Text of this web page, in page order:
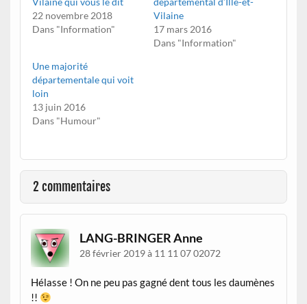
22 novembre 2018
Dans "Information"
Vilaine
17 mars 2016
Dans "Information"
Une majorité
départementale qui voit
loin
13 juin 2016
Dans "Humour"
2 commentaires
LANG-BRINGER Anne
28 février 2019 à 11 11 07 02072
Hélasse ! On ne peu pas gagné dent tous les daumènes
!!